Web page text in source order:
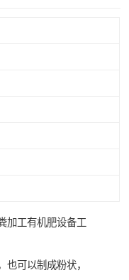
加工有机肥设备工
可以制成粉状，